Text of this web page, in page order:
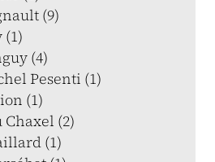
(9)
(1)
(4)
Pesenti (1)
(1)
(2)
(1)